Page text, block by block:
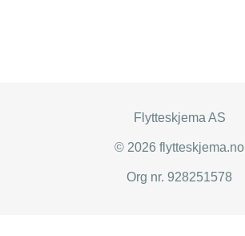
Flytteskjema AS
© 2026 flytteskjema.no
Org nr. 928251578